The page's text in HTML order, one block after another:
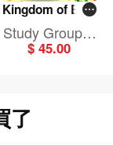
Kingdom of Engl
ish Grammar4A
(Revised Editio
Study Group E
ducation Centr
$ 45.00
了